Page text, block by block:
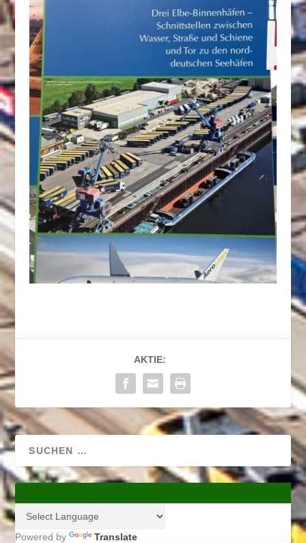
AKTIE:
Powered by Translate